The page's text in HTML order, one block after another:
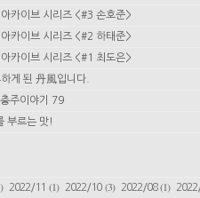
카이브 시리즈 <#3 손호준>
카이브 시리즈 <#2 하태준>
카이브 시리즈 <#1 최도은>
게 된 丹風입니다.
주이야기 79
부르는 맛!
2022/11(1) 2022/10 (3) 2022/08(1)